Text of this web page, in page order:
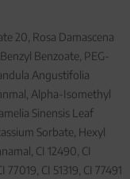
20, Rosa Damascena
Benzoate, PEG-
Angustifolia
Alpha-Isomethyl
Sinensis Leaf
Sorbate, Hexyl
CI 12490, CI
CI 51319, CI 77491